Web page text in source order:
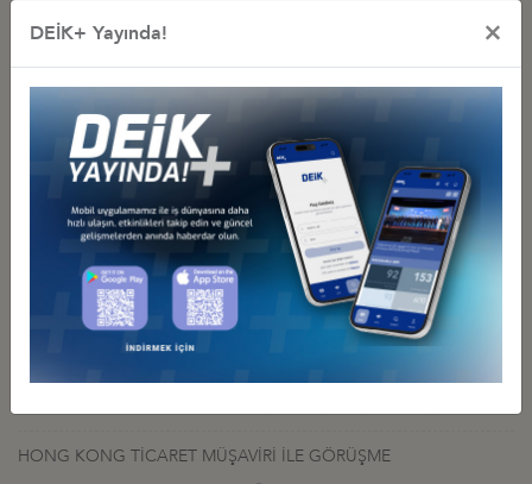
İş Konseyi ile Alakalı Diğer Etkinlikler
DEİK/TÜRKİYE-HONG KONG İŞ KONSEYİ’NİN KUŞAK VE YOL
ZİRVESİ VESİLESİYLE HONG KONG’A HEYET ZİYARETİ, 7-11
EYLÜL 2026
10 Ağustos 2026 Pazartesi Türkiye - Hong Kong İş Konseyi
HONG KONG ÖZEL İDARİ BÖLGESİ BAŞ YÖNETİCİSİ CARRİE
LAM İLE GÖRÜŞME
05 Şubat 2021 Cuma Türkiye - Hong Kong İş Konseyi
HONG KONG TİCARET MÜŞAVİRİ İLE GÖRÜŞME
DEİK+ Yayında! ×